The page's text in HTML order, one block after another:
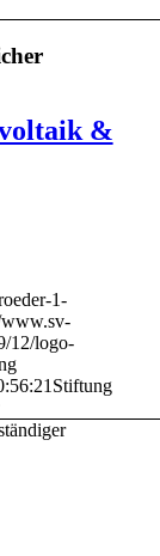
&
1-
12/logo-
Stiftung